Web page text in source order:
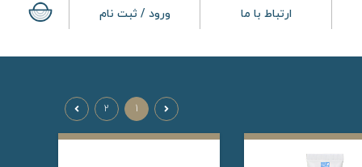
ارتباط با ما ورود / ثبت نام
1
2